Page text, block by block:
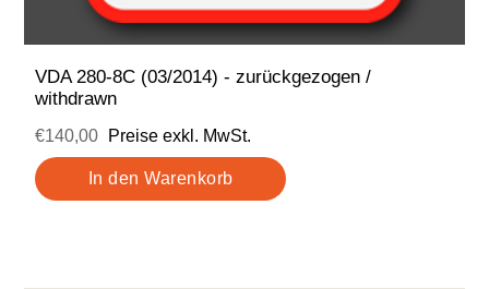
VDA 280-8C (03/2014) - zurückgezogen /
withdrawn
€140,00 Preise exkl. MwSt.